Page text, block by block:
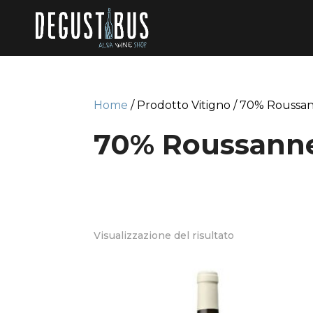
Home / Prodotto Vitigno / 70%
70%
Visualizzazione del risultato